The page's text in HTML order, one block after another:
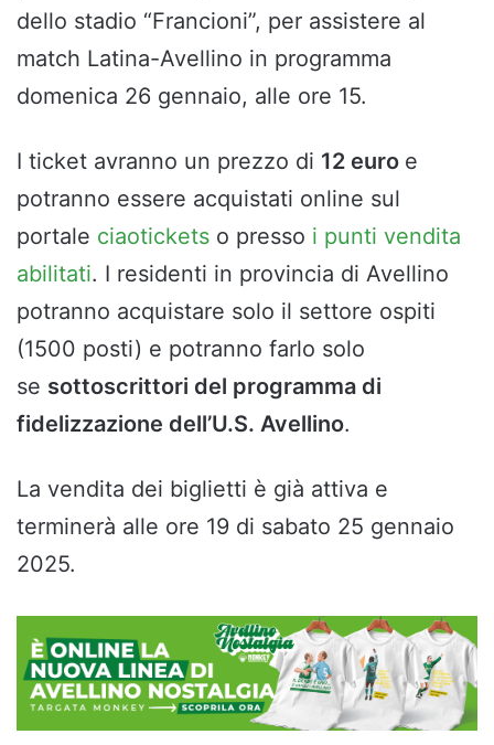
dello stadio “Francioni”, per assistere al
match Latina-Avellino in programma
domenica 26 gennaio, alle ore 15.
I ticket avranno un prezzo di 12 euro e
potranno essere acquistati online sul
portale ciaotickets o presso i punti vendita
abilitati. I residenti in provincia di Avellino
potranno acquistare solo il settore ospiti
(1500 posti) e potranno farlo solo
se sottoscrittori del programma di
fidelizzazione dell’U.S. Avellino.
La vendita dei biglietti è già attiva e
terminerà alle ore 19 di sabato 25 gennaio
2025.